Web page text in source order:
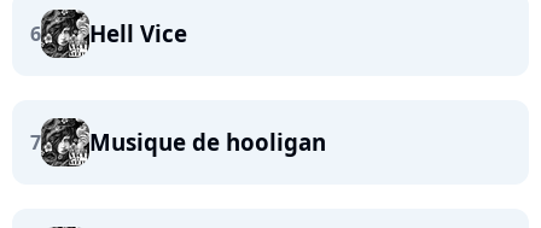
6 Hell Vice
7 Musique de hooligan